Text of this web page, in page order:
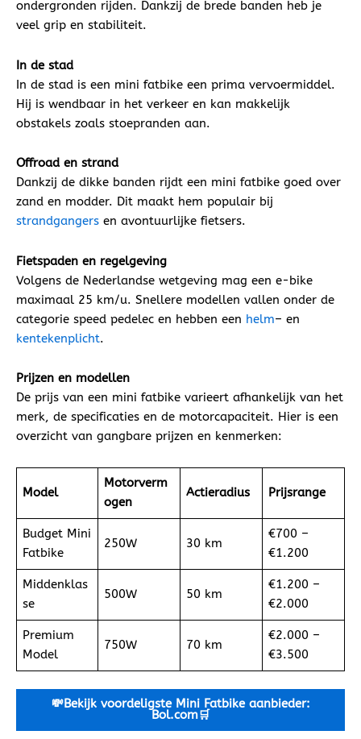
ondergronden rijden. Dankzij de brede banden heb je
veel grip en stabiliteit.
In de stad
In de stad is een mini fatbike een prima vervoermiddel.
Hij is wendbaar in het verkeer en kan makkelijk
obstakels zoals stoepranden aan.
Offroad en strand
Dankzij de dikke banden rijdt een mini fatbike goed over
zand en modder. Dit maakt hem populair bij
strandgangers en avontuurlijke fietsers.
Fietspaden en regelgeving
Volgens de Nederlandse wetgeving mag een e-bike
maximaal 25 km/u. Snellere modellen vallen onder de
categorie speed pedelec en hebben een helm– en
kentekenplicht.
Prijzen en modellen
De prijs van een mini fatbike varieert afhankelijk van het
merk, de specificaties en de motorcapaciteit. Hier is een
overzicht van gangbare prijzen en kenmerken:
Model
Motorverm
ogen
Actieradius Prijsrange
Budget Mini
Fatbike
250W 30 km
€700 –
€1.200
Middenklas
se
500W 50 km
€1.200 –
€2.000
Premium
Model
750W 70 km
€2.000 –
€3.500
💸Bekijk voordeligste Mini Fatbike aanbieder:
Bol.com🛒